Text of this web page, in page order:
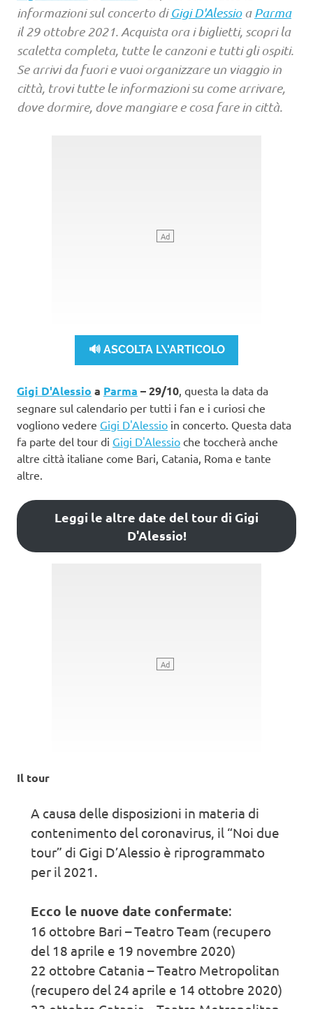
informazioni sul concerto diGigi D'AlessioaParma
il 29 ottobre 2021. Acquista ora i biglietti, scopri la
scaletta completa, tutte le canzoni e tutti gli ospiti.
Se arrivi da fuori e vuoi organizzare un viaggio in
città, trovi tutte le informazioni su come arrivare,
dove dormire, dove mangiare e cosa fare in città.
🔊 ASCOLTA L\'ARTICOLO
Gigi D'Alessio a Parma – 29/10 , questa la data da
segnare sul calendario per tutti i fan e i curiosi che
vogliono vedere Gigi D'Alessio in concerto. Questa data
fa parte del tour di Gigi D'Alessio che toccherà anche
altre città italiane come Bari, Catania, Roma e tante
altre.
Leggi le altre date del tour di Gigi
D'Alessio!
Il tour
A causa delle disposizioni in materia di
contenimento del coronavirus, il “Noi due
tour” di Gigi D’Alessio è riprogrammato
per il 2021.
Ecco le nuove date confermate:
16 ottobre Bari – Teatro Team (recupero
del 18 aprile e 19 novembre 2020)
22 ottobre Catania – Teatro Metropolitan
(recupero del 24 aprile e 14 ottobre 2020)